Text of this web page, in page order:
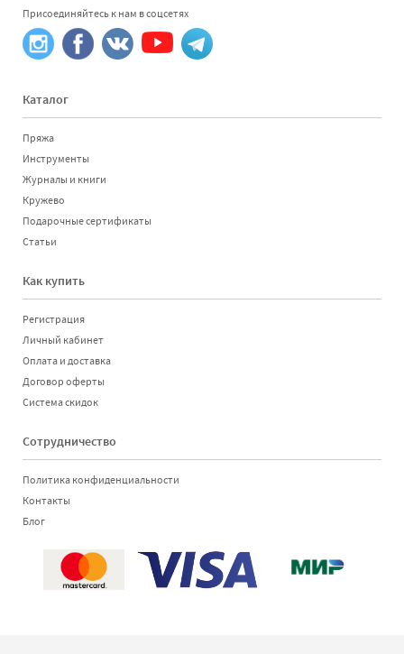
Присоединяйтесь к нам в соцсетях
Каталог
Пряжа
Инструменты
Журналы и книги
Кружево
Подарочные сертификаты
Статьи
Как купить
Регистрация
Личный кабинет
Оплата и доставка
Договор оферты
Система скидок
Сотрудничество
Политика конфиденциальности
Контакты
Блог